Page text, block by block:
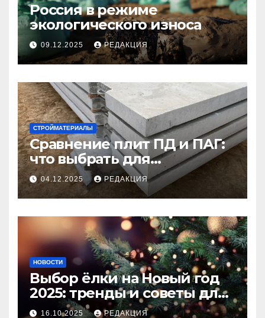
Россия в режиме
экологического износа
09.12.2025 РЕДАКЦИЯ
СТРОЙМАТЕРИАЛЫ
Сравнение плит ПД и ПАГ:
что выбрать для
долговечного и прочного
покрытия
04.12.2025 РЕДАКЦИЯ
НОВОСТИ
Выбор ёлки на Новый год
2025: тренды и советы для
идеального праздника
16.10.2025 РЕДАКЦИЯ